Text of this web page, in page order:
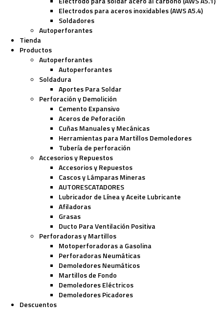
Electrodos para aceros inoxidables (AWS A5.4)
Soldadores
Autoperforantes
Tienda
Productos
Autoperforantes
Autoperforantes
Soldadura
Aportes Para Soldar
Perforación y Demolición
Cemento Expansivo
Aceros de Peforación
Cuñas Manuales y Mecánicas
Herramientas para Martillos Demoledores
Tubería de perforación
Accesorios y Repuestos
Accesorios y Repuestos
Cascos y Lámparas Mineras
AUTORESCATADORES
Lubricador de Línea y Aceite Lubricante
Afiladoras
Grasas
Ducto Para Ventilación Positiva
Perforadoras y Martillos
Motoperforadoras a Gasolina
Perforadoras Neumáticas
Demoledores Neumáticos
Martillos de Fondo
Demoledores Eléctricos
Demoledores Picadores
Descuentos